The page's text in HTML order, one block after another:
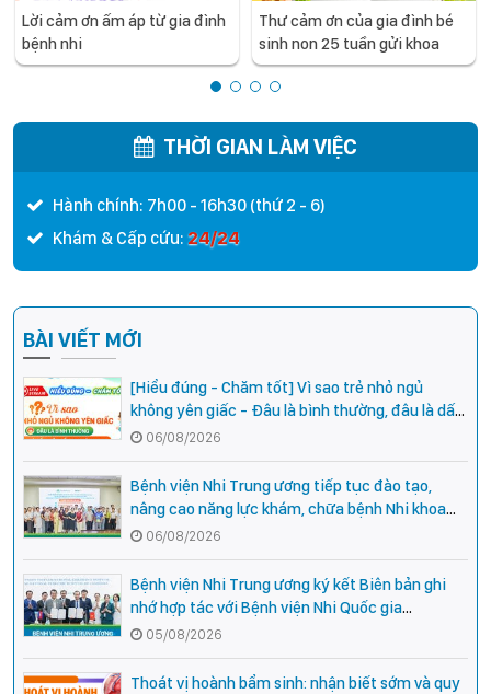
Lời cảm ơn ấm áp từ gia đình
bệnh nhi
Thư cảm ơn của gia đình bé
sinh non 25 tuần gửi khoa
Điều trị tích cực Nội khoa
THỜI GIAN LÀM VIỆC
Hành chính: 7h00 - 16h30 (thứ 2 - 6)
Khám & Cấp cứu: 24/24
BÀI VIẾT MỚI
[Hiểu đúng - Chăm tốt] Vì sao trẻ nhỏ ngủ
không yên giấc - Đâu là bình thường, đâu là dấu
hiệu cần đi khám ngay?
06/08/2026
Bệnh viện Nhi Trung ương tiếp tục đào tạo,
nâng cao năng lực khám, chữa bệnh Nhi khoa
cho cán bộ y tế tại các tỉnh miền núi phía Bắc
06/08/2026
Bệnh viện Nhi Trung ương ký kết Biên bản ghi
nhớ hợp tác với Bệnh viện Nhi Quốc gia
Campuchia
05/08/2026
Thoát vị hoành bẩm sinh: nhận biết sớm và quy